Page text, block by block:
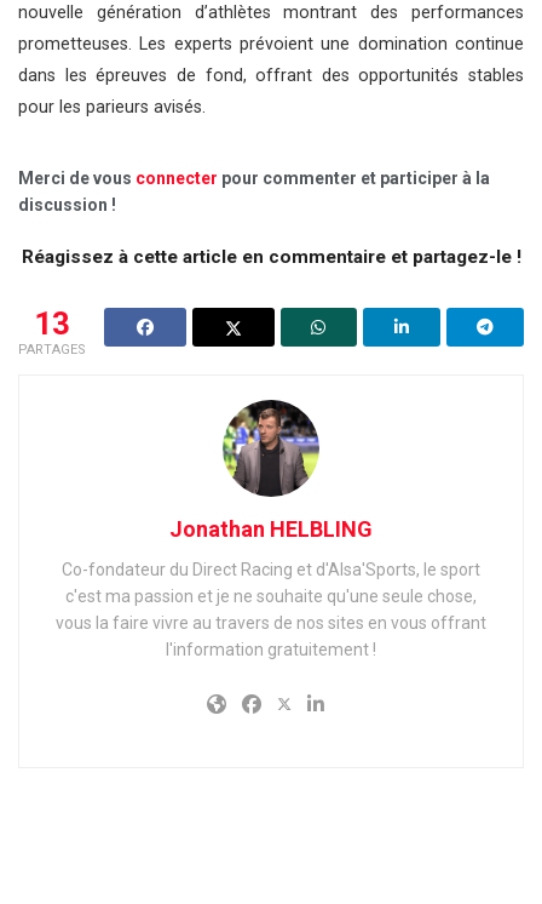
nouvelle génération d’athlètes montrant des performances
prometteuses. Les experts prévoient une domination continue
dans les épreuves de fond, offrant des opportunités stables
pour les parieurs avisés.
Merci de vous connecter pour commenter et participer à la
discussion !
Réagissez à cette article en commentaire et partagez-le !
13
PARTAGES
Jonathan HELBLING
Co-fondateur du Direct Racing et d'Alsa'Sports, le sport
c'est ma passion et je ne souhaite qu'une seule chose,
vous la faire vivre au travers de nos sites en vous offrant
l'information gratuitement !